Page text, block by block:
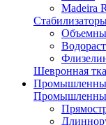
Madeira
Шевронная